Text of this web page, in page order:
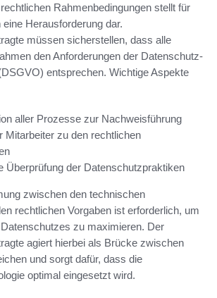
Rahmenbedingungen stellt für
Herausforderung dar.
müssen sicherstellen, dass alle
den Anforderungen der Datenschutz-
entsprechen. Wichtige Aspekte
aller Prozesse zur Nachweisführung
Mitarbeiter zu den rechtlichen
Überprüfung der Datenschutzpraktiken
zwischen den technischen
rechtlichen Vorgaben ist erforderlich, um
zu maximieren. Der
agiert hierbei als Brücke zwischen
und sorgt dafür, dass die
optimal eingesetzt wird.